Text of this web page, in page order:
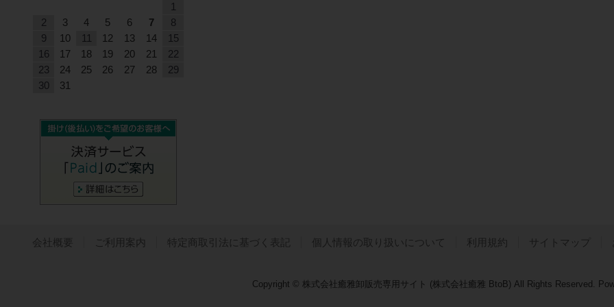
1
2
3 4 5 6 7
8
9
10 11 12 13 14
15
16
17 18 19 20 21
22
23
24 25 26 27 28
29
30
31
会社概要 ご利用案内 特定商取引法に基づく表記 個人情報の取り扱いについて 利用規約 サイトマップ
Copyright © 株式会社癒雅卸販売専用サイト (株式会社癒雅 BtoB) All Rights Reserved.